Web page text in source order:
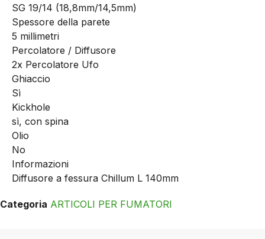
SG 19/14 (18,8mm/14,5mm)
Spessore della parete
5 millimetri
Percolatore / Diffusore
2x Percolatore Ufo
Ghiaccio
Sì
Kickhole
sì, con spina
Olio
No
Informazioni
Diffusore a fessura Chillum L 140mm
Categoria ARTICOLI PER FUMATORI